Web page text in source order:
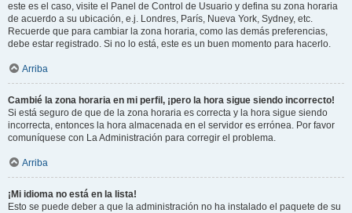
este es el caso, visite el Panel de Control de Usuario y defina su zona horaria
de acuerdo a su ubicación, e.j. Londres, París, Nueva York, Sydney, etc.
Recuerde que para cambiar la zona horaria, como las demás preferencias,
debe estar registrado. Si no lo está, este es un buen momento para hacerlo.
Arriba
Cambié la zona horaria en mi perfil, ¡pero la hora sigue siendo incorrecto!
Si está seguro de que de la zona horaria es correcta y la hora sigue siendo
incorrecta, entonces la hora almacenada en el servidor es errónea. Por favor
comuníquese con La Administración para corregir el problema.
Arriba
¡Mi idioma no está en la lista!
Esto se puede deber a que la administración no ha instalado el paquete de su